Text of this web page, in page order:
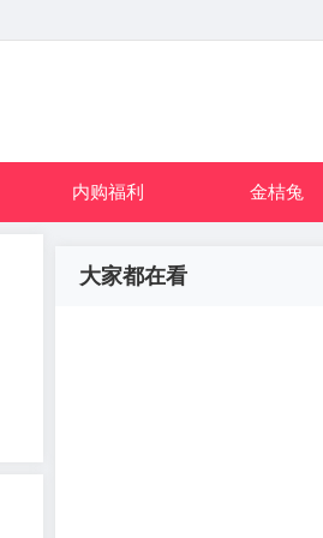
内购福利 金桔兔
大家都在看